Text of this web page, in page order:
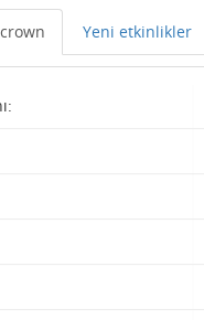
Yeni etkinlikler